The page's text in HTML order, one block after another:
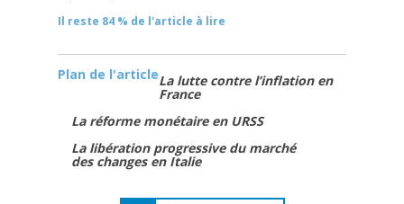
Il reste 84 % de l'article à lire
Plan de l'articleLa lutte contre l’inflation en
France
La réforme monétaire en URSS
La libération progressive du marché
des changes en Italie